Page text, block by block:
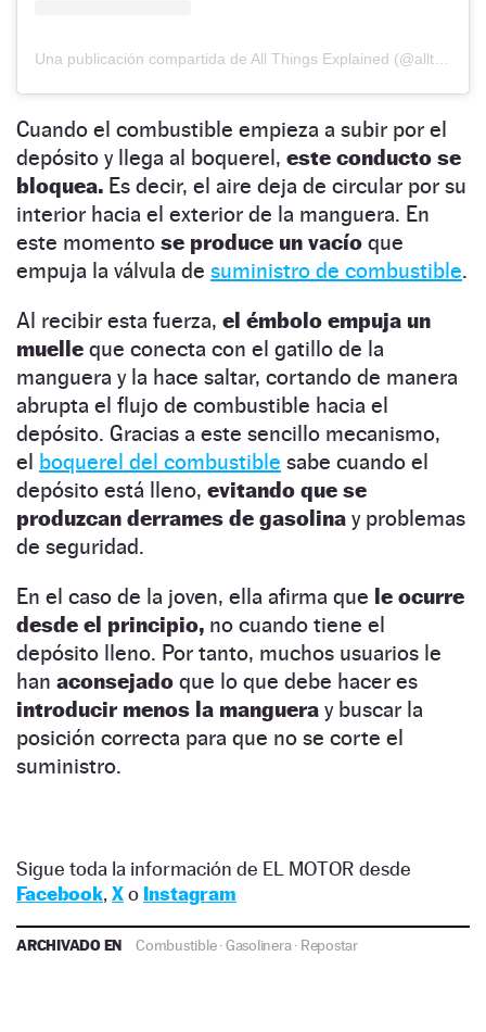
Una publicación compartida de All Things Explained (@allthingexplained)
Cuando el combustible empieza a subir por el
depósito y llega al boquerel, este conducto se
bloquea. Es decir, el aire deja de circular por su
interior hacia el exterior de la manguera. En
este momento se produce un vacío que
empuja la válvula de suministro de combustible.
Al recibir esta fuerza, el émbolo empuja un
muelle que conecta con el gatillo de la
manguera y la hace saltar, cortando de manera
abrupta el flujo de combustible hacia el
depósito. Gracias a este sencillo mecanismo,
el boquerel del combustible sabe cuando el
depósito está lleno, evitando que se
produzcan derrames de gasolina y problemas
de seguridad.
En el caso de la joven, ella afirma que le ocurre
desde el principio, no cuando tiene el
depósito lleno. Por tanto, muchos usuarios le
han aconsejado que lo que debe hacer es
introducir menos la manguera y buscar la
posición correcta para que no se corte el
suministro.
Sigue toda la información de EL MOTOR desde
Facebook, Xo Instagram
ARCHIVADO EN Combustible·Gasolinera· Repostar